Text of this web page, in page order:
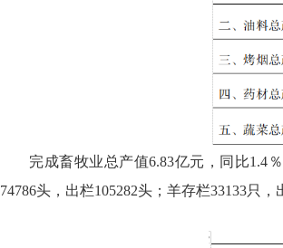
完成畜牧业总产值6.83亿元，同比1.4
74786头，出栏105282头；羊存栏33133只，